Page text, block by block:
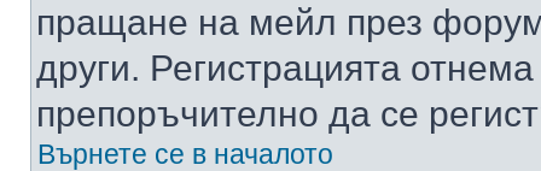
пращане на мейл през
други. Регистрацията
препоръчително да се
Върнете се в началото